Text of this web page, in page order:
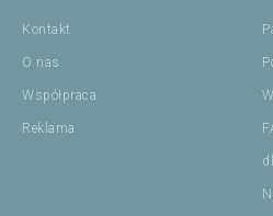
Kontakt
O nas
Współpraca
Reklama